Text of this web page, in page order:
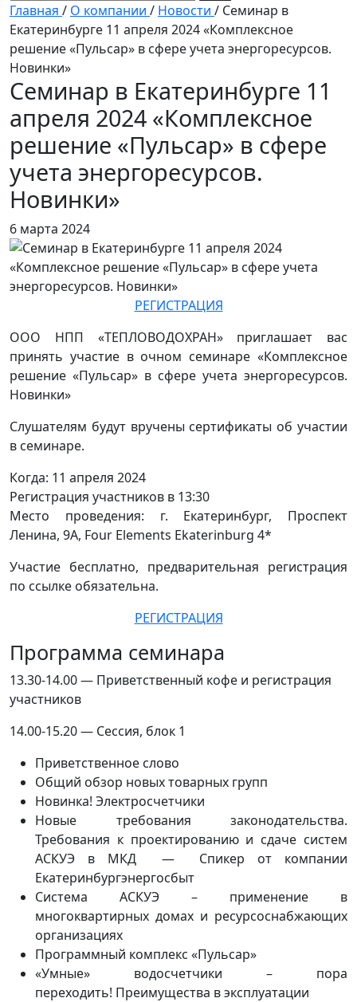
Главная / О компании / Новости / Семинар в
Екатеринбурге 11 апреля 2024 «Комплексное
решение «Пульсар» в сфере учета энергоресурсов.
Новинки»
Семинар в Екатеринбурге 11
апреля 2024 «Комплексное
решение «Пульсар» в сфере
учета энергоресурсов.
Новинки»
6 марта 2024
РЕГИСТРАЦИЯ
ООО НПП «ТЕПЛОВОДОХРАН» приглашает вас
принять участие в очном семинаре «Комплексное
решение «Пульсар» в сфере учета энергоресурсов.
Новинки»
Слушателям будут вручены сертификаты об участии
в семинаре.
Когда: 11 апреля 2024
Регистрация участников в 13:30
Место проведения: г. Екатеринбург, Проспект
Ленина, 9А, Four Elements Ekaterinburg 4*
Участие бесплатно, предварительная регистрация
по ссылке обязательна.
РЕГИСТРАЦИЯ
Программа семинара
13.30-14.00 — Приветственный кофе и регистрация
участников
14.00-15.20 — Сессия, блок 1
Приветственное слово
Общий обзор новых товарных групп
Новинка! Электросчетчики
Новые требования законодательства.
Требования к проектированию и сдаче систем
АСКУЭ в МКД — Спикер от компании
Екатеринбургэнергосбыт
Система АСКУЭ – применение в
многоквартирных домах и ресурсоснабжающих
организациях
Программный комплекс «Пульсар»
«Умные» водосчетчики – пора
переходить! Преимущества в эксплуатации